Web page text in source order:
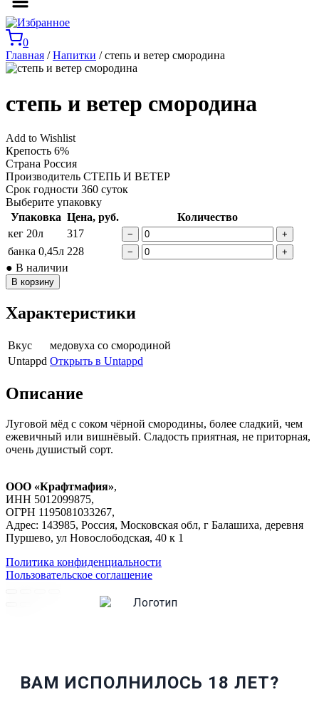
0
Главная /Напитки / степь и ветер смородина
степь и ветер смородина
Add to Wishlist
Крепость 6%
Страна Россия
Производитель СТЕПЬ И ВЕТЕР
Срок годности 360 суток
Выберите упаковку
Упаковка Цена, руб.
Количество
кег 20л
317 − +
банка 0,45л 228 − +
● В наличии
В корзину
Характеристики
Вкус
медовуха со смородиной
Untappd Открыть в Untappd
Описание
Луговой мёд с соком чёрной смородины, более сладкий, чем
ежевичный или вишнёвый. Сладость приятная, не приторная,
очень душистый сорт.
ООО «Крафтмафия»,
ИНН 5012099875,
ОГРН 1195081033267,
Адрес: 143985, Россия, Московская обл, г Балашиха, деревня
Пуршево, ул Новослободская, 40 к 1
Политика конфиденциальности
Пользовательское соглашение
ВАМ ИСПОЛНИЛОСЬ 18 ЛЕТ?